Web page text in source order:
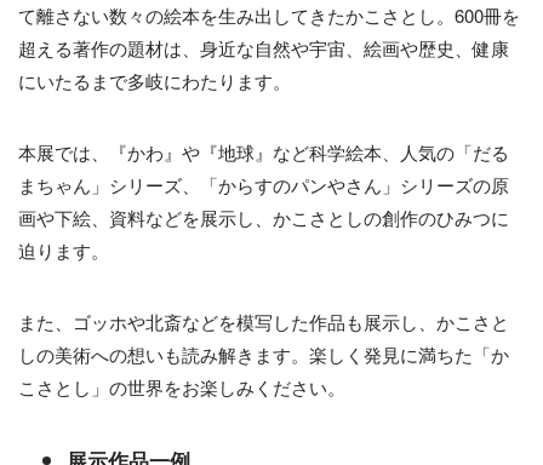
て離さない数々の絵本を生み出してきたかこさとし。600冊を
超える著作の題材は、身近な自然や宇宙、絵画や歴史、健康
にいたるまで多岐にわたります。
本展では、『かわ』や『地球』など科学絵本、人気の「だる
まちゃん」シリーズ、「からすのパンやさん」シリーズの原
画や下絵、資料などを展示し、かこさとしの創作のひみつに
迫ります。
また、ゴッホや北斎などを模写した作品も展示し、かこさと
しの美術への想いも読み解きます。楽しく発見に満ちた「か
こさとし」の世界をお楽しみください。